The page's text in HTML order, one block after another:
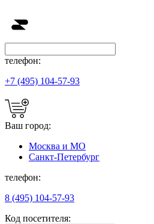
телефон:
+7 (495) 104-57-93
Ваш город:
Москва и МО
Санкт-Петербург
телефон:
8 (495) 104-57-93
Код посетителя: